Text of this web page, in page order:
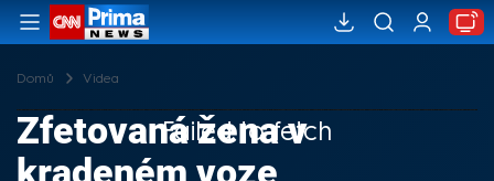
Domů Videa
Failed to fetch
Zfetovaná žena v